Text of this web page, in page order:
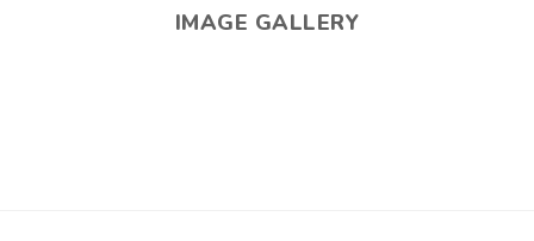
IMAGE GALLERY